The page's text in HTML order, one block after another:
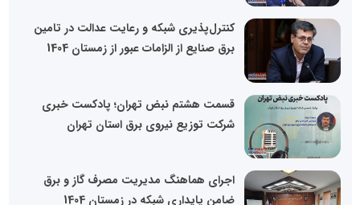
کنترل‌پذیری شبکه و رعایت عدالت در تامین
برق صنایع از الزامات عبور از زمستان 1404
قسمت هشتم نبض تهران؛ پادکست خبری
شرکت توزیع نیروی برق استان تهران
اجرای هماهنگ مدیریت مصرف گاز و برق
ضامن پایداری شبکه در زمستان 1404